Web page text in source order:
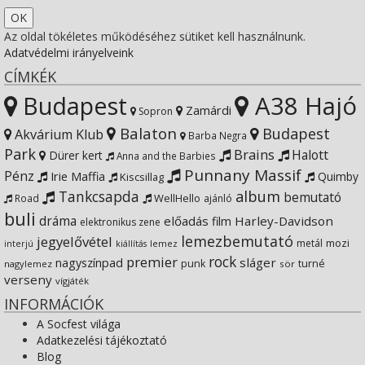
Twitter
on
Instagram
profile
on
YouTube
SocfestHun’s
profile
on
Google+
Az oldal tökéletes működéséhez sütiket kell használnunk.
Adatvédelmi irányelveink
CÍMKÉK
Budapest Sopron Zamárdi A38 Hajó
Akvárium Klub Balaton Barba Negra
Budapest
Park
Dürer kert Anna and the Barbies Brains
Halott
Pénz
Irie Maffia Kiscsillag Punnany Massif Quimby
Road Tankcsapda WellHello ajánló album bemutató
buli dráma elektronikus zene előadás film Harley-Davidson
interjú jegyelővétel kiállítás lemez lemezbemutató metál mozi
nagylemez nagyszínpad premier punk rock sláger sör turné
verseny vígjáték
INFORMÁCIÓK
A Socfest világa
Adatkezelési tájékoztató
Blog